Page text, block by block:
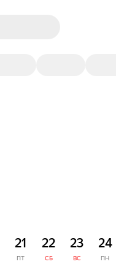
21
ПТ
22
СБ
23
ВС
24
ПН